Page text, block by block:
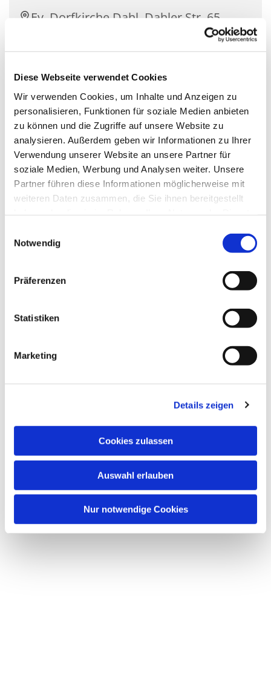
Diese Webseite verwendet Cookies
Wir verwenden Cookies, um Inhalte und Anzeigen zu
personalisieren, Funktionen für soziale Medien anbieten
zu können und die Zugriffe auf unsere Website zu
analysieren. Außerdem geben wir Informationen zu Ihrer
Verwendung unserer Website an unsere Partner für
soziale Medien, Werbung und Analysen weiter. Unsere
Partner führen diese Informationen möglicherweise mit
weiteren Daten zusammen, die Sie ihnen bereitgestellt
Notwendig
Präferenzen
Statistiken
Marketing
Details zeigen
Cookies zulassen
Auswahl erlauben
Nur notwendige Cookies
Ev. Dorfkirche Dahl, Dahler Str. 65,